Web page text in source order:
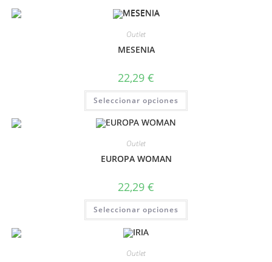
Outlet
MESENIA
22,29 €
Seleccionar opciones
Outlet
EUROPA WOMAN
22,29 €
Seleccionar opciones
Outlet